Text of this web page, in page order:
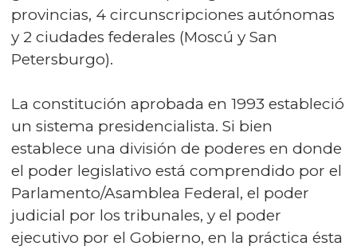
provincias, 4 circunscripciones autónomas
y 2 ciudades federales (Moscú y San
Petersburgo).
La constitución aprobada en 1993 estableció
un sistema presidencialista. Si bien
establece una división de poderes en donde
el poder legislativo está comprendido por el
Parlamento/Asamblea Federal, el poder
judicial por los tribunales, y el poder
ejecutivo por el Gobierno, en la práctica ésta